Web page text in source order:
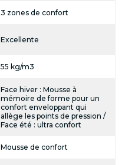
3 zones de confort
Excellente
55 kg/m3
Face hiver : Mousse à
mémoire de forme pour un
confort enveloppant qui
allège les points de pression /
Face été : ultra confort
Mousse de confort